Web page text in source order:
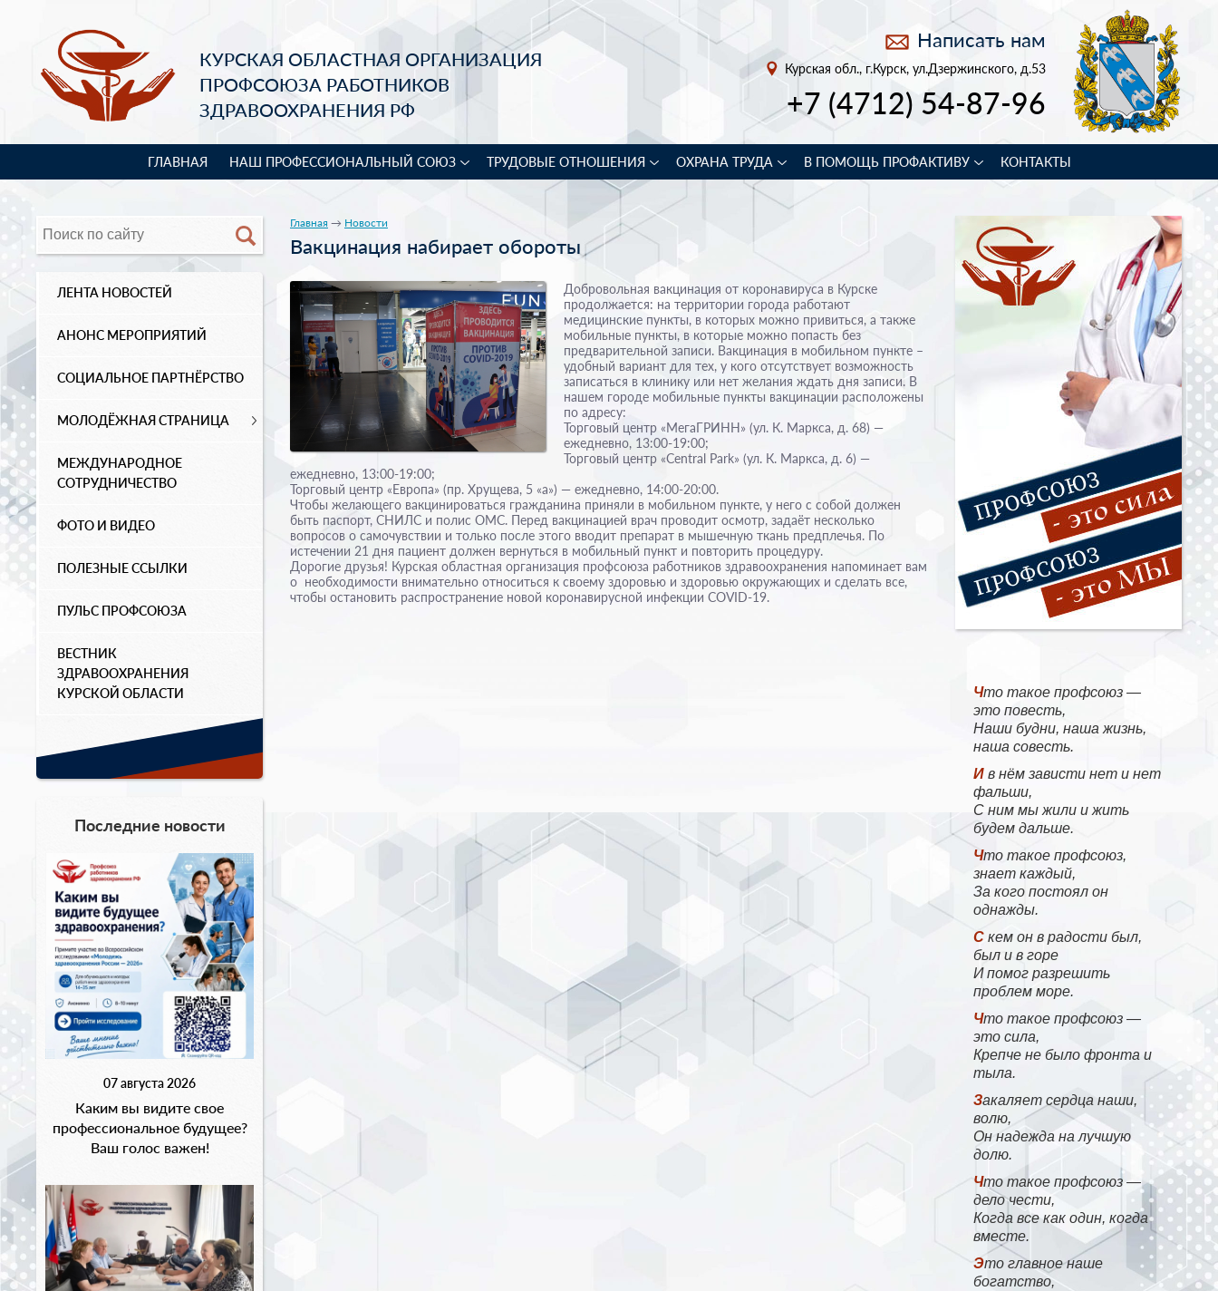
КУРСКАЯ ОБЛАСТНАЯ ОРГАНИЗАЦИЯ
ПРОФСОЮЗА РАБОТНИКОВ
ЗДРАВООХРАНЕНИЯ РФ
Написать нам
Курская обл., г.Курск, ул.Дзержинского, д.53
+7 (4712) 54-87-96
ГЛАВНАЯ НАШ ПРОФЕССИОНАЛЬНЫЙ СОЮЗ ТРУДОВЫЕ ОТНОШЕНИЯ ОХРАНА ТРУДА В ПОМОЩЬ ПРОФАКТИВУ КОНТАКТЫ
ЛЕНТА НОВОСТЕЙ
АНОНС МЕРОПРИЯТИЙ
СОЦИАЛЬНОЕ ПАРТНЁРСТВО
МОЛОДЁЖНАЯ СТРАНИЦА
МЕЖДУНАРОДНОЕ
СОТРУДНИЧЕСТВО
ФОТО И ВИДЕО
ПОЛЕЗНЫЕ ССЫЛКИ
ПУЛЬС ПРОФСОЮЗА
ВЕСТНИК
ЗДРАВООХРАНЕНИЯ
КУРСКОЙ ОБЛАСТИ
Последние новости
07 августа 2026
Каким вы видите свое
профессиональное будущее?
Ваш голос важен!
Что такое профсоюз —
это повесть,
Наши будни, наша жизнь,
наша совесть.
И в нём зависти нет и нет
фальши,
С ним мы жили и жить
будем дальше.
Что такое профсоюз,
знает каждый,
За кого постоял он
однажды.
С кем он в радости был,
был и в горе
И помог разрешить
проблем море.
Что такое профсоюз —
это сила,
Крепче не было фронта и
тыла.
Закаляет сердца наши,
волю,
Он надежда на лучшую
долю.
Что такое профсоюз —
дело чести,
Когда все как один, когда
вместе.
Это главное наше
богатство,
Главная → Новости
Вакцинация набирает обороты
Добровольная вакцинация от коронавируса в Курске
продолжается: на территории города работают
медицинские пункты, в которых можно привиться, а также
мобильные пункты, в которые можно попасть без
предварительной записи. Вакцинация в мобильном пункте –
удобный вариант для тех, у кого отсутствует возможность
записаться в клинику или нет желания ждать дня записи. В
нашем городе мобильные пункты вакцинации расположены
по адресу:
Торговый центр «МегаГРИНН» (ул. К. Маркса, д. 68) —
ежедневно, 13:00-19:00;
Торговый центр «Central Park» (ул. К. Маркса, д. 6) —
ежедневно, 13:00-19:00;
Торговый центр «Европа» (пр. Хрущева, 5 «а») — ежедневно, 14:00-20:00.
Чтобы желающего вакцинироваться гражданина приняли в мобильном пункте, у него с собой должен
быть паспорт, СНИЛС и полис ОМС. Перед вакцинацией врач проводит осмотр, задаёт несколько
вопросов о самочувствии и только после этого вводит препарат в мышечную ткань предплечья. По
истечении 21 дня пациент должен вернуться в мобильный пункт и повторить процедуру.
Дорогие друзья! Курская областная организация профсоюза работников здравоохранения напоминает вам
о необходимости внимательно относиться к своему здоровью и здоровью окружающих и сделать все,
чтобы остановить распространение новой коронавирусной инфекции COVID-19.